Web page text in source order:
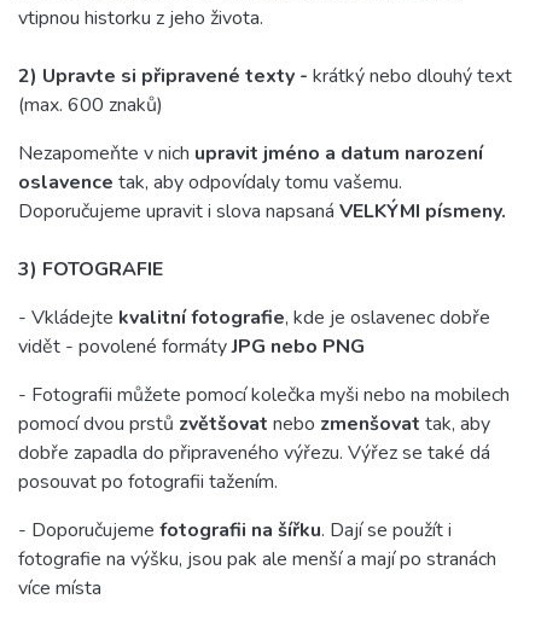
vtipnou historku z jeho života.
2) Upravte si připravené texty - krátký nebo dlouhý text
(max. 600 znaků)
Nezapomeňte v nich upravit jméno a datum narození
oslavence tak, aby odpovídaly tomu vašemu.
Doporučujeme upravit i slova napsaná VELKÝMI písmeny.
3) FOTOGRAFIE
- Vkládejte kvalitní fotografie, kde je oslavenec dobře
vidět - povolené formátyJPG nebo PNG
- Fotografii můžete pomocí kolečka myši nebo na mobilech
pomocí dvou prstů zvětšovat nebo zmenšovat tak, aby
dobře zapadla do připraveného výřezu. Výřez se také dá
posouvat po fotografii tažením.
- Doporučujeme fotografii na šířku. Dají se použít i
fotografie na výšku, jsou pak ale menší a mají po stranách
více místa